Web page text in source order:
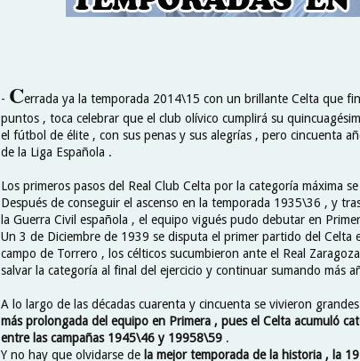
- Cerrada ya la temporada 2014\15 con un brillante Celta que
puntos , toca celebrar que el club olívico cumplirá su
el fútbol de élite , con sus penas y sus alegrías , pero cincuenta
de la Liga Española .
Los primeros pasos del Real Club Celta por la categoría máxima
Después de conseguir el ascenso en la temporada 1935\36 , y
la Guerra Civil española , el equipo vigués pudo debutar en
Un 3 de Diciembre de 1939 se disputa el primer partido del
campo de Torrero , los célticos sucumbieron ante el Real
salvar la categoría al final del ejercicio y continuar sumando más
A lo largo de las décadas cuarenta y cincuenta se vivieron
más prolongada del equipo en Primera , pues el Celta acumuló
entre las campañas 1945\46 y 19958\59 .
Y no hay que olvidarse de la mejor temporada de la historia , la